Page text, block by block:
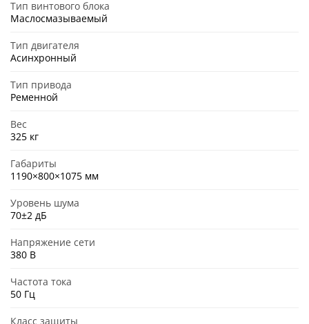
Тип винтового блока
Маслосмазываемый
Тип двигателя
Асинхронный
Тип привода
Ременной
Вес
325 кг
Габариты
1190×800×1075 мм
Уровень шума
70±2 дБ
Напряжение сети
380 В
Частота тока
50 Гц
Класс защиты